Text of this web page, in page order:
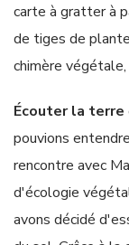
carte à gratter à
de tiges de
chimère
Écouter la terre
pouvions
rencontre avec
d'écologie
avons décidé